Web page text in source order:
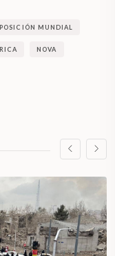
MUNDIAL
NOVA